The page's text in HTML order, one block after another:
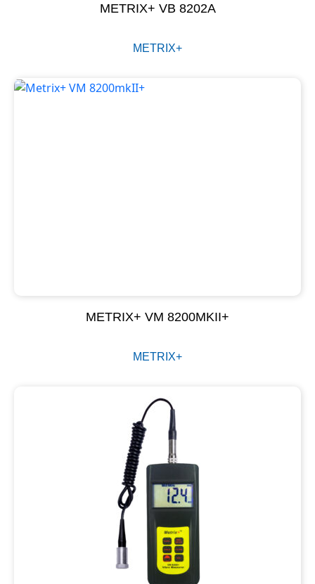
METRIX+ VB 8202A
METRIX+
METRIX+ VM 8200MKII+
METRIX+